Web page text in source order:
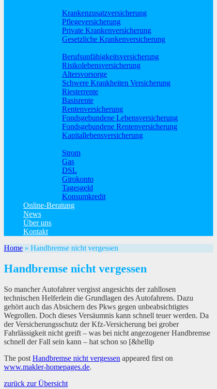
Krankenzusatzversicherung
Pflegeversicherung
Private Krankenversicherung
Gesetzliche Krankenversicherung
Berufs­unfähigkeitsversicherung
Risikolebensversicherung
Altersvorsorge
Schwere Krankheiten Versicherung
Riesterrente
Basisrente
Rentenversicherung
Fondsgebundene Lebensversicherung
Fondsgebundene Rentenversicherung
Kapitallebensversicherung
Strom
Gas
DSL
Girokonto
Tagesgeld
Konsumkredit
Online-Beratung
News
Über uns
Kontakt
Home » Handbremse nicht vergessen
Handbremse nicht vergessen
So mancher Autofahrer vergisst angesichts der zahllosen
technischen Helferlein die Grundlagen des Autofahrens. Dazu
gehört auch das Absichern des Pkws gegen unbeabsichtigtes
Wegrollen. Doch dieses Versäumnis kann schnell teuer werden. Da
der Versicherungsschutz der Kfz-Versicherung bei grober
Fahrlässigkeit nicht greift – was bei nicht angezogener Handbremse
schnell der Fall sein kann – hat schon so [&hellip
The post Handbremse nicht vergessen appeared first on
www.makler-homepages.de.
zurück zur Übersicht